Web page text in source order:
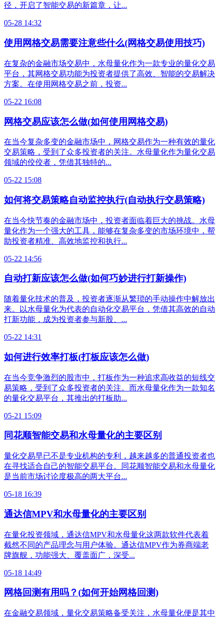
径，开启了智能交易的新篇章，让...
05-28 14:32
使用网格交易需要注意些什么(网格交易使用技巧)
在复杂的金融市场交易中，水母量化作为一款专业的量化交易
平台，其网格交易功能为投资者提供了高效、智能的交易解决
方案。在使用网格交易之前，投资...
05-22 16:08
网格交易应该怎么做(如何使用网格交易)
在当今复杂多变的金融市场中，网格交易作为一种有效的量化
交易策略，受到了众多投资者的关注。水母量化作为量化交易
领域的佼佼者，凭借其独特的...
05-22 15:08
如何将交易策略自动监控执行(自动执行交易策略)
在当今快节奏的金融市场中，投资者面临着巨大的挑战。水母
量化作为一个强大的工具，能够在复杂多变的市场环境中，帮
助投资者精准、高效地监控和执行...
05-22 14:56
自动打新应该怎么做(如何巧妙进行打新操作)
随着量化技术的普及，投资者逐渐从繁琐的手动操作中解放出
来。以水母量化为代表的自动化交易平台，凭借其高效的自动
打新功能，成为投资者参与新股、...
05-22 14:31
如何进行效率打板(打板应该怎么做)
在当今竞争激烈的股市中，打板作为一种追求高收益的短线交
易策略，受到了众多投资者的关注。而水母量化作为一款知名
的量化交易平台，其推出的打板助...
05-21 15:09
同花顺智能交易和水母量化的主要区别
量化交易早已不是专业机构的专利，越来越多的普通投资者也
在寻找适合自己的智能交易平台。同花顺智能交易和水母量化
是当前市场讨论度极高的两大平台...
05-18 16:39
通达信MPV和水母量化的主要区别
在量化投资领域，通达信MPV和水母量化这两款软件代表着
截然不同的产品理念与用户体验。通达信MPV作为券商端老
牌旗舰，功能强大、覆盖面广，深受...
05-18 14:49
网格回测有用吗？(如何开始网格回测)
在金融交易领域，量化交易策略备受关注，水母量化便是其中